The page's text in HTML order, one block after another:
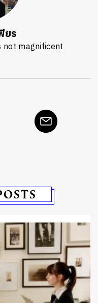
ยร
not magnificent